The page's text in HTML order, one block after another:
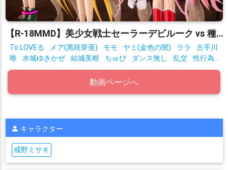
【R-18MMD】美少女戦士セーラーデビルーク vs 種付けおじさん星人 After
To LOVEる メア(黒咲芽亜) モモ ヤミ(金色の闇) ララ
古手川
唯
水城ゆきかぜ 結城美柑 ちゅぴ ダンス無し 乱交
性行為
有り
拘束
動画ページへ
キャラクター
戒野ミサキ